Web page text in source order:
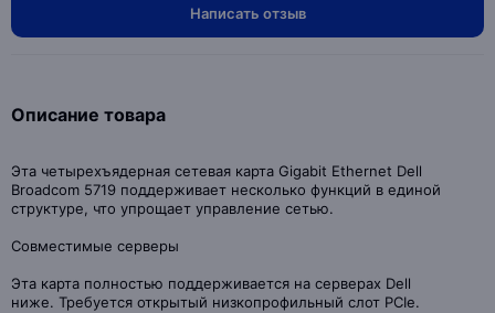
Написать отзыв
Описание товара
Эта четырехъядерная сетевая карта Gigabit Ethernet Dell
Broadcom 5719 поддерживает несколько функций в единой
структуре, что упрощает управление сетью.
Совместимые серверы
Эта карта полностью поддерживается на серверах Dell
ниже. Требуется открытый низкопрофильный слот PCIe.